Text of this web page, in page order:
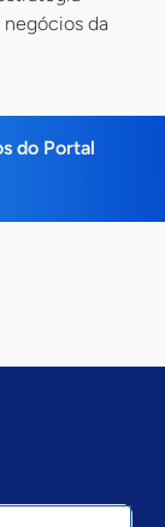
da
do Portal